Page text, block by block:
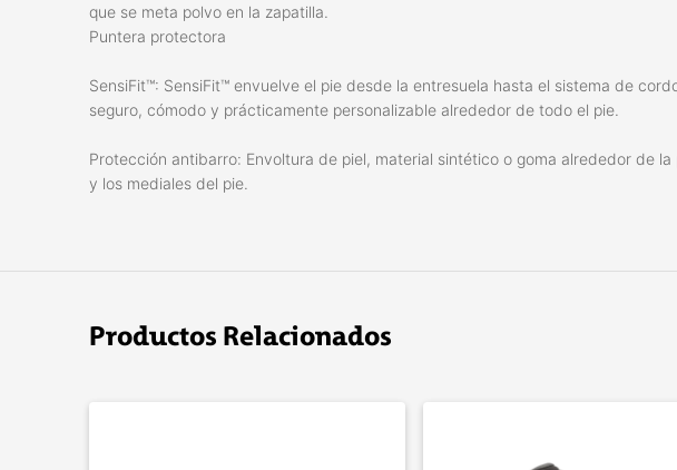
que se meta polvo en la zapatilla.
Puntera protectora
SensiFit™: SensiFit™ envuelve el pie desde la entresuela hasta el sistema de
seguro, cómodo y prácticamente personalizable alrededor de todo el pie.
Protección antibarro: Envoltura de piel, material sintético o goma alrededor de
y los mediales del pie.
Productos Relacionados